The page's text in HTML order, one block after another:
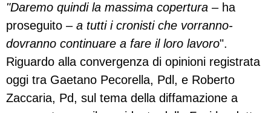
"Daremo quindi la massima copertura – ha
proseguito – a tutti i cronisti che vorranno-
dovranno continuare a fare il loro lavoro".
Riguardo alla convergenza di opinioni registrata
oggi tra Gaetano Pecorella, Pdl, e Roberto
Zaccaria, Pd, sul tema della diffamazione a